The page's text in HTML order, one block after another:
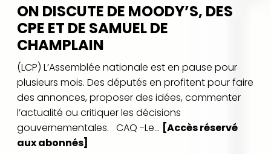
ON DISCUTE DE MOODY’S, DES
CPE ET DE SAMUEL DE
CHAMPLAIN
(LCP) L’Assemblée nationale est en pause pour
plusieurs mois. Des députés en profitent pour faire
des annonces, proposer des idées, commenter
l’actualité ou critiquer les décisions
gouvernementales. CAQ -Le... [Accès réservé
aux abonnés]